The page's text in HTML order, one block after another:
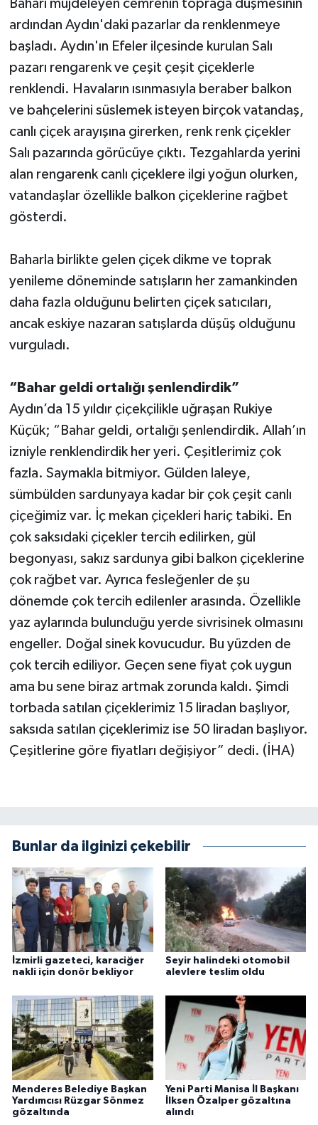
Baharı müjdeleyen cemrenin toprağa düşmesinin
ardından Aydın'daki pazarlar da renklenmeye
başladı. Aydın'ın Efeler ilçesinde kurulan Salı
pazarı rengarenk ve çeşit çeşit çiçeklerle
renklendi. Havaların ısınmasıyla beraber balkon
ve bahçelerini süslemek isteyen birçok vatandaş,
canlı çiçek arayışına girerken, renk renk çiçekler
Salı pazarında görücüye çıktı. Tezgahlarda yerini
alan rengarenk canlı çiçeklere ilgi yoğun olurken,
vatandaşlar özellikle balkon çiçeklerine rağbet
gösterdi.
Baharla birlikte gelen çiçek dikme ve toprak
yenileme döneminde satışların her zamankinden
daha fazla olduğunu belirten çiçek satıcıları,
ancak eskiye nazaran satışlarda düşüş olduğunu
vurguladı.
“Bahar geldi ortalığı şenlendirdik”
Aydın’da 15 yıldır çiçekçilikle uğraşan Rukiye
Küçük; “Bahar geldi, ortalığı şenlendirdik. Allah’ın
izniyle renklendirdik her yeri. Çeşitlerimiz çok
fazla. Saymakla bitmiyor. Gülden laleye,
sümbülden sardunyaya kadar bir çok çeşit canlı
çiçeğimiz var. İç mekan çiçekleri hariç tabiki. En
çok saksıdaki çiçekler tercih edilirken, gül
begonyası, sakız sardunya gibi balkon çiçeklerine
çok rağbet var. Ayrıca fesleğenler de şu
dönemde çok tercih edilenler arasında. Özellikle
yaz aylarında bulunduğu yerde sivrisinek olmasını
engeller. Doğal sinek kovucudur. Bu yüzden de
çok tercih ediliyor. Geçen sene fiyat çok uygun
ama bu sene biraz artmak zorunda kaldı. Şimdi
torbada satılan çiçeklerimiz 15 liradan başlıyor,
saksıda satılan çiçeklerimiz ise 50 liradan başlıyor.
Çeşitlerine göre fiyatları değişiyor” dedi. (İHA)
Bunlar da ilginizi çekebilir
İzmirli gazeteci, karaciğer
nakli için donör bekliyor
Seyir halindeki otomobil
alevlere teslim oldu
Menderes Belediye Başkan
Yardımcısı Rüzgar Sönmez
gözaltında
Yeni Parti Manisa İl Başkanı
İlksen Özalper gözaltına
alındı